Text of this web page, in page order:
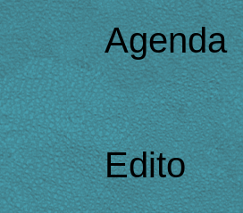
Agenda
Edito